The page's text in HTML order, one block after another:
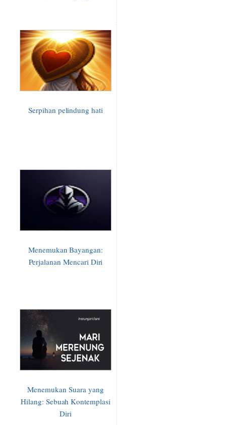
Serpihan pelindung hati
Menemukan Bayangan:
Perjalanan Mencari Diri
Menemukan Suara yang
Hilang: Sebuah Kontemplasi
Diri